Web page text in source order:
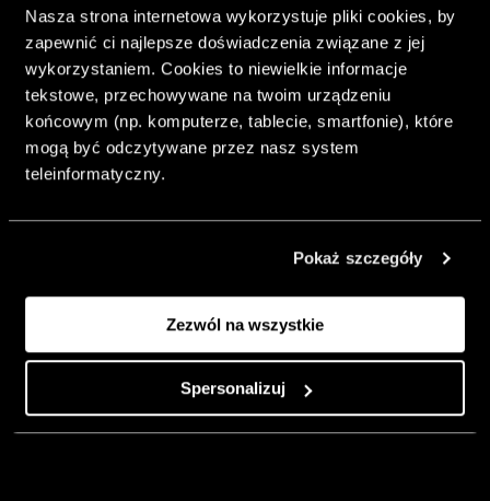
Nasza strona internetowa wykorzystuje pliki cookies, by
zapewnić ci najlepsze doświadczenia związane z jej
wykorzystaniem. Cookies to niewielkie informacje
tekstowe, przechowywane na twoim urządzeniu
końcowym (np. komputerze, tablecie, smartfonie), które
mogą być odczytywane przez nasz system
teleinformatyczny.
Pokaż szczegóły
Zezwól na wszystkie
Spersonalizuj
& Living 40 "A
Yours. Dare to
craft as the
starting point for
interiors full of
character."